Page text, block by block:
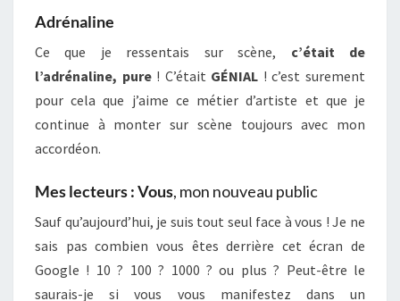
Adrénaline
Ce que je ressentais sur scène, c’était de
l’adrénaline, pure! C’était GÉNIAL ! c’est surement
pour cela que j’aime ce métier d’artiste et que je
continue à monter sur scène toujours avec mon
accordéon.
Mes lecteurs : Vous, mon nouveau public
Sauf qu’aujourd’hui, je suis tout seul face à vous ! Je ne
sais pas combien vous êtes derrière cet écran de
Google ! 10 ? 100 ? 1000 ? ou plus ? Peut-être le
saurais-je si vous vous manifestez dans un